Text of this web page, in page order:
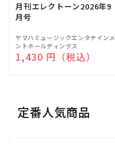
月刊エレクトーン2026年9
月号
販
売
元:
ヤマハミュージックエンタテインメ
ントホールディングス
通常価格
1,430 円（税込）
定番人気商品